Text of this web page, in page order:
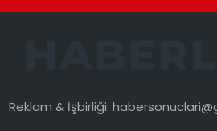
Reklam & İşbirliği: